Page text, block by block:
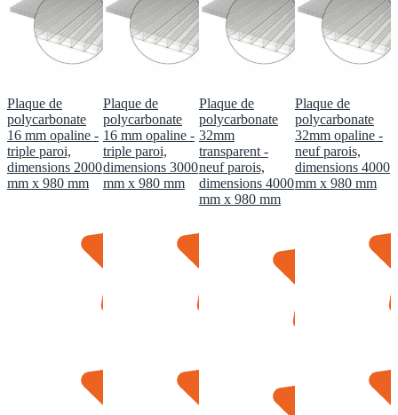
Plaque de
polycarbonate
16 mm opaline -
triple paroi,
dimensions 2000
mm x 980 mm
Plaque de
polycarbonate
16 mm opaline -
triple paroi,
dimensions 3000
mm x 980 mm
Plaque de
polycarbonate
32mm
transparent -
neuf parois,
dimensions 4000
mm x 980 mm
Plaque de
polycarbonate
32mm opaline -
neuf parois,
dimensions 4000
mm x 980 mm